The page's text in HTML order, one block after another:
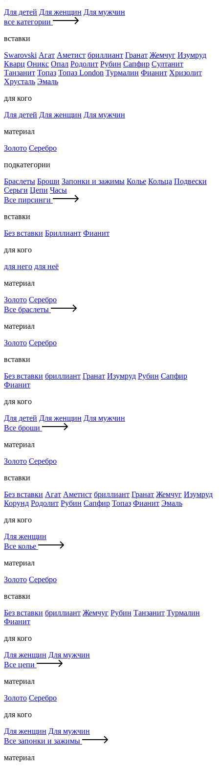
Для детей Для женщин Для мужчин
все категории
вставки
Swarovski Агат Аметист бриллиант Гранат Жемчуг Изумруд
Кварц Оникс Опал Родолит Рубин Сапфир Султанит
Танзанит Топаз Топаз London Турмалин Фианит Хризолит
Хрусталь Эмаль
для кого
Для детей Для женщин Для мужчин
материал
Золото Серебро
подкатегории
Браслеты Броши Запонки и зажимы Колье Кольца Подвески
Серьги Цепи Часы
Все пирсинги
вставки
Без вставки Бриллиант Фианит
для кого
для него для неё
материал
Золото Серебро
Все браслеты
материал
Золото Серебро
вставки
Без вставки бриллиант Гранат Изумруд Рубин Сапфир
Фианит
для кого
Для детей Для женщин Для мужчин
Все броши
материал
Золото Серебро
вставки
Без вставки Агат Аметист бриллиант Гранат Жемчуг Изумруд
Корунд Родолит Рубин Сапфир Топаз Фианит Эмаль
для кого
Для женщин
Все колье
материал
Золото Серебро
вставки
Без вставки бриллиант Жемчуг Рубин Танзанит Турмалин
Фианит
для кого
Для женщин Для мужчин
Все цепи
материал
Золото Серебро
для кого
Для женщин Для мужчин
Все запонки и зажимы
материал